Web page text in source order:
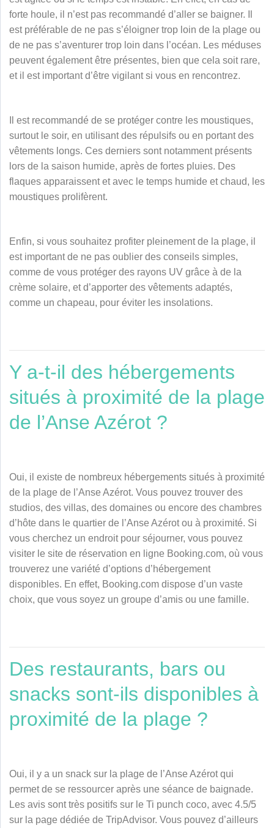
forte houle, il n’est pas recommandé d’aller se baigner. Il
est préférable de ne pas s’éloigner trop loin de la plage ou
de ne pas s’aventurer trop loin dans l’océan. Les méduses
peuvent également être présentes, bien que cela soit rare,
et il est important d’être vigilant si vous en rencontrez.
Il est recommandé de se protéger contre les moustiques,
surtout le soir, en utilisant des répulsifs ou en portant des
vêtements longs. Ces derniers sont notamment présents
lors de la saison humide, après de fortes pluies. Des
flaques apparaissent et avec le temps humide et chaud, les
moustiques prolifèrent.
Enfin, si vous souhaitez profiter pleinement de la plage, il
est important de ne pas oublier des conseils simples,
comme de vous protéger des rayons UV grâce à de la
crème solaire, et d’apporter des vêtements adaptés,
comme un chapeau, pour éviter les insolations.
Y a-t-il des hébergements
situés à proximité de la plage
de l’Anse Azérot ?
Oui, il existe de nombreux hébergements situés à proximité
de la plage de l’Anse Azérot. Vous pouvez trouver des
studios, des villas, des domaines ou encore des chambres
d’hôte dans le quartier de l’Anse Azérot ou à proximité. Si
vous cherchez un endroit pour séjourner, vous pouvez
visiter le site de réservation en ligne Booking.com, où vous
trouverez une variété d’options d’hébergement
disponibles. En effet, Booking.com dispose d’un vaste
choix, que vous soyez un groupe d’amis ou une famille.
Des restaurants, bars ou
snacks sont-ils disponibles à
proximité de la plage ?
Oui, il y a un snack sur la plage de l’Anse Azérot qui
permet de se ressourcer après une séance de baignade.
Les avis sont très positifs sur le Ti punch coco, avec 4.5/5
sur la page dédiée de TripAdvisor. Vous pouvez d’ailleurs